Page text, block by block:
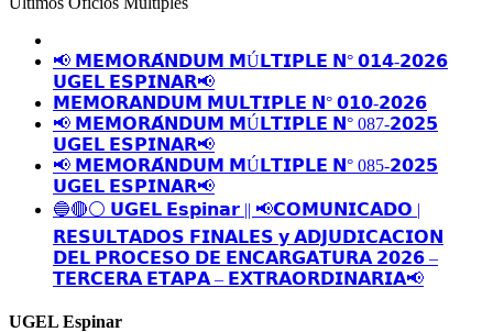
📢 𝗠𝗘𝗠𝗢𝗥𝗔́𝗡𝗗𝗨𝗠 𝗠Ú𝗟𝗧𝗜𝗣𝗟𝗘 𝗡° 𝟬𝟭𝟰-𝟮𝟬𝟮𝟲
𝗨𝗚𝗘𝗟 𝗘𝗦𝗣𝗜𝗡𝗔𝗥📢
𝗠𝗘𝗠𝗢𝗥𝗔𝗡𝗗𝗨𝗠 𝗠𝗨𝗟𝗧𝗜𝗣𝗟𝗘 𝗡° 𝟬𝟭𝟬-𝟮𝟬𝟮𝟲
📢 𝗠𝗘𝗠𝗢𝗥𝗔́𝗡𝗗𝗨𝗠 𝗠Ú𝗟𝗧𝗜𝗣𝗟𝗘 𝗡° 087-𝟮𝟬𝟮𝟱
𝗨𝗚𝗘𝗟 𝗘𝗦𝗣𝗜𝗡𝗔𝗥📢
📢 𝗠𝗘𝗠𝗢𝗥𝗔́𝗡𝗗𝗨𝗠 𝗠Ú𝗟𝗧𝗜𝗣𝗟𝗘 𝗡° 085-𝟮𝟬𝟮𝟱
𝗨𝗚𝗘𝗟 𝗘𝗦𝗣𝗜𝗡𝗔𝗥📢
🔵🔴⚪️ 𝗨𝗚𝗘𝗟 𝗘𝘀𝗽𝗶𝗻𝗮𝗿 || 📢𝗖𝗢𝗠𝗨𝗡𝗜𝗖𝗔𝗗𝗢 |
𝗥𝗘𝗦𝗨𝗟𝗧𝗔𝗗𝗢𝗦 𝗙𝗜𝗡𝗔𝗟𝗘𝗦 𝘆 𝗔𝗗𝗝𝗨𝗗𝗜𝗖𝗔𝗖𝗜𝗢𝗡
𝗗𝗘𝗟 𝗣𝗥𝗢𝗖𝗘𝗦𝗢 𝗗𝗘 𝗘𝗡𝗖𝗔𝗥𝗚𝗔𝗧𝗨𝗥𝗔 𝟮𝟬𝟮𝟲 –
𝗧𝗘𝗥𝗖𝗘𝗥𝗔 𝗘𝗧𝗔𝗣𝗔 – 𝗘𝗫𝗧𝗥𝗔𝗢𝗥𝗗𝗜𝗡𝗔𝗥𝗜𝗔📢
UGEL Espinar